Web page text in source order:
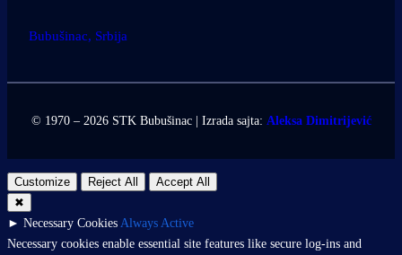
Bubušinac, Srbija
© 1970 – 2026 STK Bubušinac | Izrada sajta: Aleksa Dimitrijević
Customize Reject All
Accept All
✖
► Necessary Cookies Always Active
Necessary cookies enable essential site features like secure log-ins and